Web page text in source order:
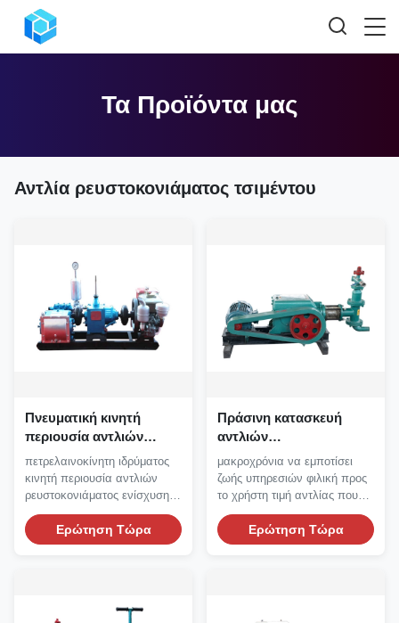
Τα Προϊόντα μας
Αντλία ρευστοκονιάματος τσιμέντου
Πνευματική κινητή
περιουσία αντλιών
ρευστοκονιάματος diesel
για την ενίσχυση
ιδρύματος
πετρελαινοκίνητη ιδρύματος
κινητή περιουσία αντλιών
ρευστοκονιάματος ενίσχυσης
πνευματική...
Ερώτηση Τώρα
Πράσινη κατασκευή
αντλιών
ρευστοκονιάματος
τσιμέντου 5.5Kw
μακροχρόνια να εμποτίσει
ζωής υπηρεσιών φιλική προς
το χρήστη τιμή αντλίας που
προσαρμόζεται Να...
Ερώτηση Τώρα